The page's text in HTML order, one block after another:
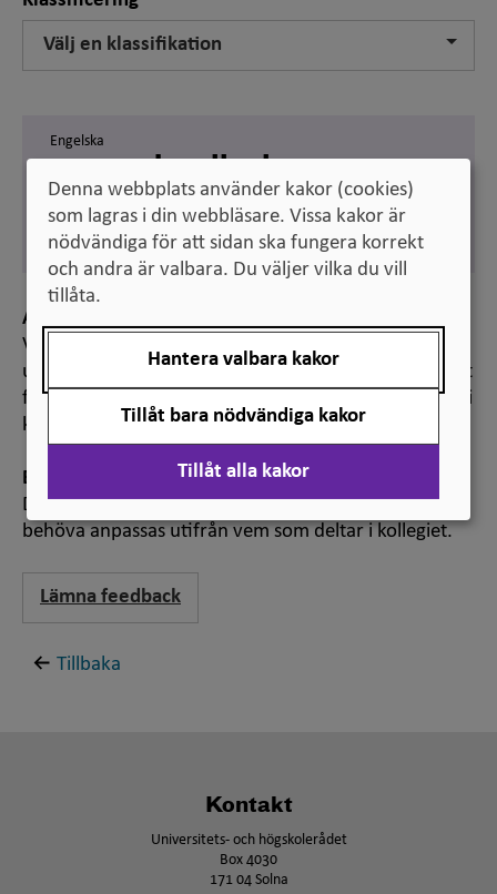
Välj en klassifikation
Engelska
research collegium
Svenska
forskarkollegium
Anmärkning
Vilka som ingår i ett forskarkollegium och vilka
uppgifter det har varierar mellan lärosätena, men det
fungerar ofta som kollegial styrning och står därmed i
kontrast till lärosätenas linjeorganisation.
Ekvivalensanmärkning
Den engelska översättningen är ett förslag, men kan
behöva anpassas utifrån vem som deltar i kollegiet.
Lämna feedback
Tillbaka
Kontakt
Universitets- och högskolerådet
Box 4030
171 04 Solna
Denna webbplats använder kakor (cookies)
som lagras i din webbläsare. Vissa kakor är
nödvändiga för att sidan ska fungera korrekt
och andra är valbara. Du väljer vilka du vill
tillåta.
Hantera valbara kakor
Tillåt bara nödvändiga kakor
Tillåt alla kakor